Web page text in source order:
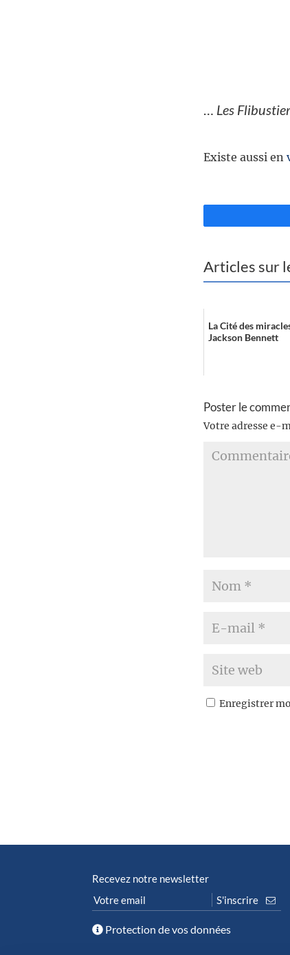
… Les
Existe aussi en
Articles sur
La Cité des
Jackson Bennett
Poster le
Votre adresse e-
Enregistrer
Recevez notre newsletter
Protection de vos données